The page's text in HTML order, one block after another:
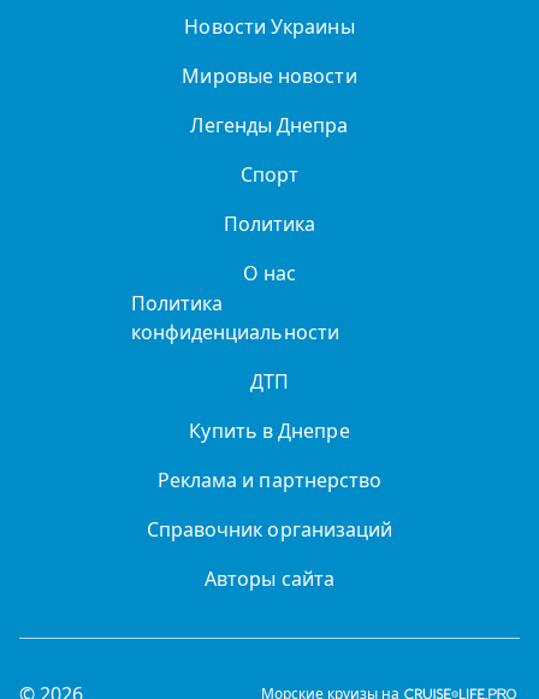
Новости Украины
Мировые новости
Легенды Днепра
Спорт
Политика
О нас
Политика
конфиденциальности
ДТП
Купить в Днепре
Реклама и партнерство
Справочник организаций
Авторы сайта
© 2026 Морские круизы на